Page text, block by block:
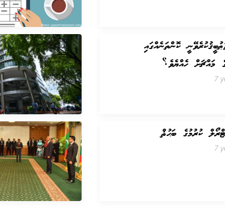
ކޮންތަނެއްގައި
މައްޗަށް ހެއްޔެވެ؟
7
ކުރުމުގެ ބަޙުޘް
7